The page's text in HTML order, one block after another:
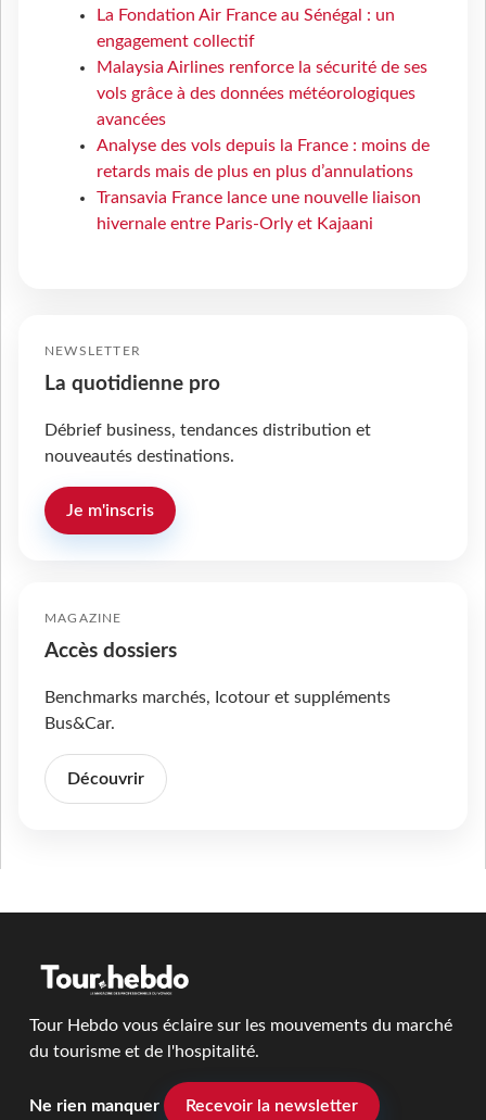
La Fondation Air France au Sénégal : un
engagement collectif
Malaysia Airlines renforce la sécurité de ses
vols grâce à des données météorologiques
avancées
Analyse des vols depuis la France : moins de
retards mais de plus en plus d’annulations
Transavia France lance une nouvelle liaison
hivernale entre Paris-Orly et Kajaani
NEWSLETTER
La quotidienne pro
Débrief business, tendances distribution et
nouveautés destinations.
Je m'inscris
MAGAZINE
Accès dossiers
Benchmarks marchés, Icotour et suppléments
Bus&Car.
Découvrir
Tour Hebdo vous éclaire sur les mouvements du marché
du tourisme et de l'hospitalité.
Ne rien manquer Recevoir la newsletter